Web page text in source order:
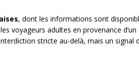
, dont les informations sont
voyageurs adultes en provenance
stricte au-delà, mais un signal